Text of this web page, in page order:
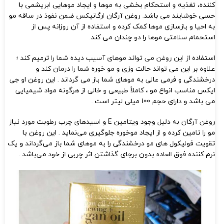
کننده، تغذیه و استحکام بخشی به موها و ایجاد موهایی ابریشمی با
حسی خوشایند می باشد. روغن آرگان ارگانیکس ضمن نفوذ در ساقه مو
به احیا و بازسازی موها کمک کرده و استفاده از آن روزانه پس از
استحمام سلامتی موها را دو چندان می کند.
استفاده از این روغن می تواند موهای آسیب دیده شما را ترمیم کند ؛
علاوه بر این می تواند حالت وزی و مو خوره شما را درمان کند و
درخشندگی و فرمی عالی به موهای شما باز می گرداند . این روغن او جی
ایکس مناسب انواع مو ، کاملاً طبیعی و خالی از هرگونه مواد شیمیایی
می باشد و دارای حجم 100 میلی لیتر است .
روغن آرگان به دلیل وجود ویتامین E و اسیدهای چرب رطوبت مورد نیاز
مو را تامین کرده و از ایجاد موخوره جلوگیری می‌نماید . این روغن با
تقویت فولیکول های مو درخشندگی را به موهای شما باز می‌گرداند و یک
نرم کننده فوق العاده بدون برجای گذاشتن اثر چربی از خود می‌باشد .